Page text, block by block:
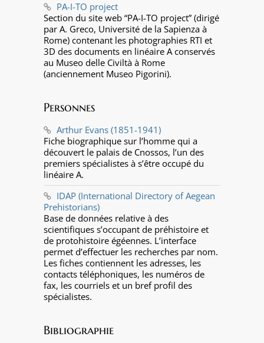
PA-I-TO project
Section du site web “PA-I-TO project” (dirigé
par A. Greco, Université de la Sapienza à
Rome) contenant les photographies RTI et
3D des documents en linéaire A conservés
au Museo delle Civiltà à Rome
(anciennement Museo Pigorini).
Personnes
Arthur Evans (1851-1941)
Fiche biographique sur l’homme qui a
découvert le palais de Cnossos, l’un des
premiers spécialistes à s’être occupé du
linéaire A.
IDAP (International Directory of Aegean
Prehistorians)
Base de données relative à des
scientifiques s’occupant de préhistoire et
de protohistoire égéennes. L’interface
permet d’effectuer les recherches par nom.
Les fiches contiennent les adresses, les
contacts téléphoniques, les numéros de
fax, les courriels et un bref profil des
spécialistes.
Bibliographie